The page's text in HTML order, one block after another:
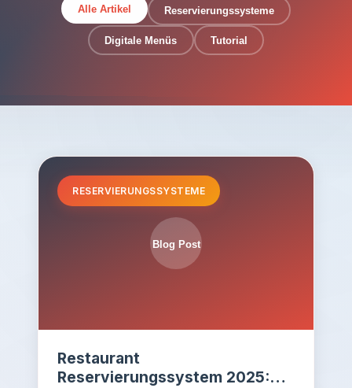
Alle Artikel Reservierungssysteme
Digitale Menüs Tutorial
RESERVIERUNGSSYSTEME
Restaurant
Reservierungssystem 2025: